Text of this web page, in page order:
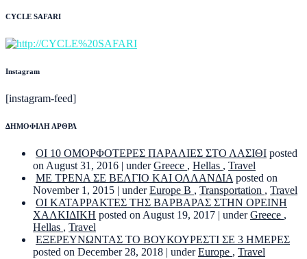
CYCLE SAFARI
Instagram
[instagram-feed]
ΔΗΜΟΦΙΛΗ ΑΡΘΡΑ
ΟΙ 10 ΟΜΟΡΦΟΤΕΡΕΣ ΠΑΡΑΛΙΕΣ ΣΤΟ ΛΑΣΙΘΙ posted
on August 31, 2016 | underGreece , Hellas , Travel
ΜΕ ΤΡΕΝΑ ΣΕ ΒΕΛΓΙΟ ΚΑΙ ΟΛΛΑΝΔΙΑ posted on
November 1, 2015 | underEurope B , Transportation , Travel
ΟΙ ΚΑΤΑΡΡΑΚΤΕΣ ΤΗΣ ΒΑΡΒΑΡΑΣ ΣΤΗΝ ΟΡΕΙΝΗ
ΧΑΛΚΙΔΙΚΗ posted on August 19, 2017 | underGreece ,
Hellas , Travel
ΕΞΕΡΕΥΝΩΝΤΑΣ ΤΟ ΒΟΥΚΟΥΡΕΣΤΙ ΣΕ 3 ΗΜΕΡΕΣ
posted on December 28, 2018 | underEurope , Travel